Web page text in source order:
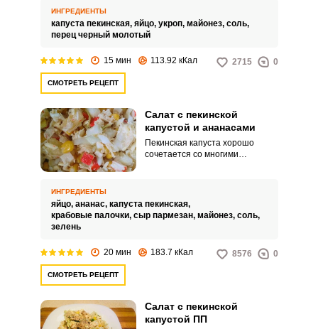
ИНГРЕДИЕНТЫ
капуста пекинская, яйцо, укроп, майонез, соль,
перец черный молотый
15 мин 113.92 кКал 2715 0
СМОТРЕТЬ РЕЦЕПТ
Салат с пекинской
капустой и ананасами
Пекинская капуста хорошо
сочетается со многими
знакомое сочетание крабовыми
палочками и изменяем форму
подачи салата – и блюдо уже
новинки.
ИНГРЕДИЕНТЫ
яйцо, ананас, капуста пекинская,
крабовые палочки, сыр пармезан, майонез, соль,
зелень
20 мин 183.7 кКал 8576 0
СМОТРЕТЬ РЕЦЕПТ
Салат с пекинской
капустой ПП